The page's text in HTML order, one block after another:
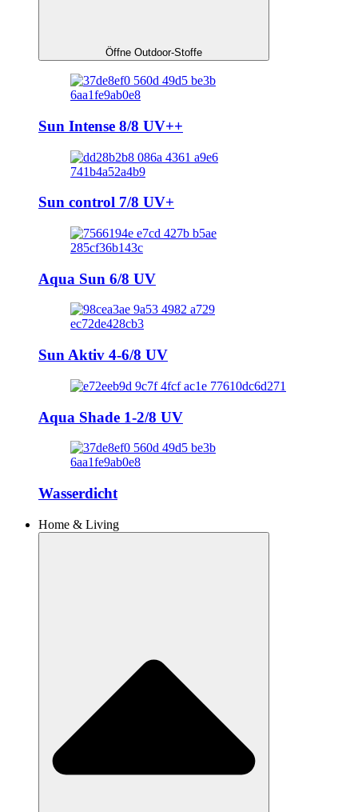
Öffne Outdoor-Stoffe
Sun Intense 8/8 UV++
Sun control 7/8 UV+
Aqua Sun 6/8 UV
Sun Aktiv 4-6/8 UV
Aqua Shade 1-2/8 UV
Wasserdicht
Home & Living